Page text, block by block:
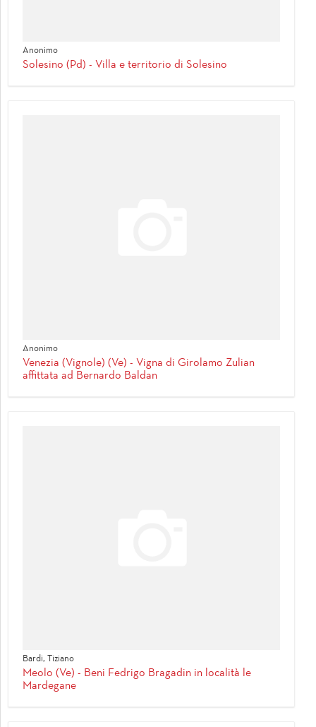
Anonimo
Solesino (Pd) - Villa e territorio di Solesino
Anonimo
Venezia (Vignole) (Ve) - Vigna di Girolamo Zulian
affittata ad Bernardo Baldan
Bardi, Tiziano
Meolo (Ve) - Beni Fedrigo Bragadin in località le
Mardegane